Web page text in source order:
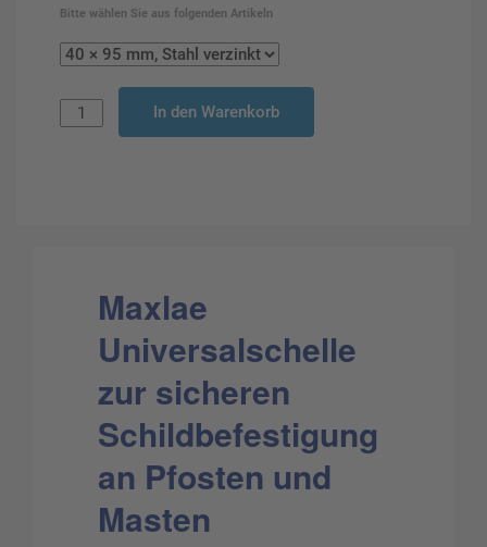
Bitte wählen Sie aus folgenden Artikeln
In den Warenkorb
Maxlae
Universalschelle
zur sicheren
Schildbefestigung
an Pfosten und
Masten